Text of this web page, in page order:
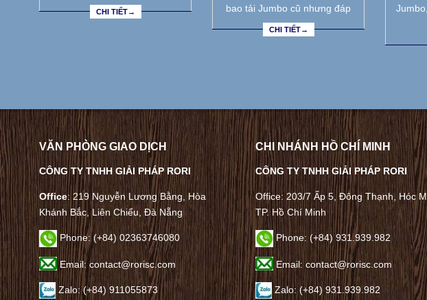
CHI TIẾT→
bao tải Jumbo cũ nhưng đáp
CHI TIẾT→
VĂN PHÒNG GIAO DỊCH
CÔNG TY TNHH GIẢI PHÁP RORI
Office: 219 Nguyễn Lương Bằng, Hòa
Khánh Bắc, Liên Chiểu, Đà Nẵng
Phone: (+84) 02363746080
Email: contact@rorisc.com
Zalo: (+84) 911055873
CHI NHÁNH HỒ CHÍ MINH
CÔNG TY TNHH GIẢI PHÁP RORI
Office: 203/7 Ấp 5, Đông Thạnh, Hóc
TP. Hồ Chí Minh
Phone: (+84) 931.939.982
Email: contact@rorisc.com
Zalo: (+84) 931.939.982